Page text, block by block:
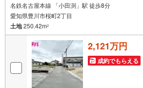
名鉄名古屋本線 「小田渕」駅 徒歩8分
愛知県豊川市桜町2丁目
土地250.42m2
2,121万円
成約でもらえる